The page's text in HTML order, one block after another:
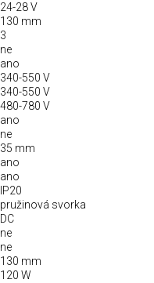
24-28 V
130 mm
3
ne
ano
340-550 V
340-550 V
480-780 V
ano
ne
35 mm
ano
ano
IP20
pružinová svorka
DC
ne
ne
130 mm
120 W